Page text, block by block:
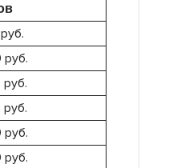
руб.
руб.
руб.